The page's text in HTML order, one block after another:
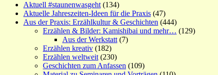
Aktuell #staunenwasgeht (134)
Aktuelle Jahreszeiten-Ideen für die Praxis (47)
Aus der Praxis: Erzählkultur & Geschichten (444)
Erzählen & Bilder: Kamishibai und mehr… (129)
Aus der Werkstatt (7)
Erzählen kreativ (182)
Erzählen weltweit (230)
Geschichten zum Anfassen (109)